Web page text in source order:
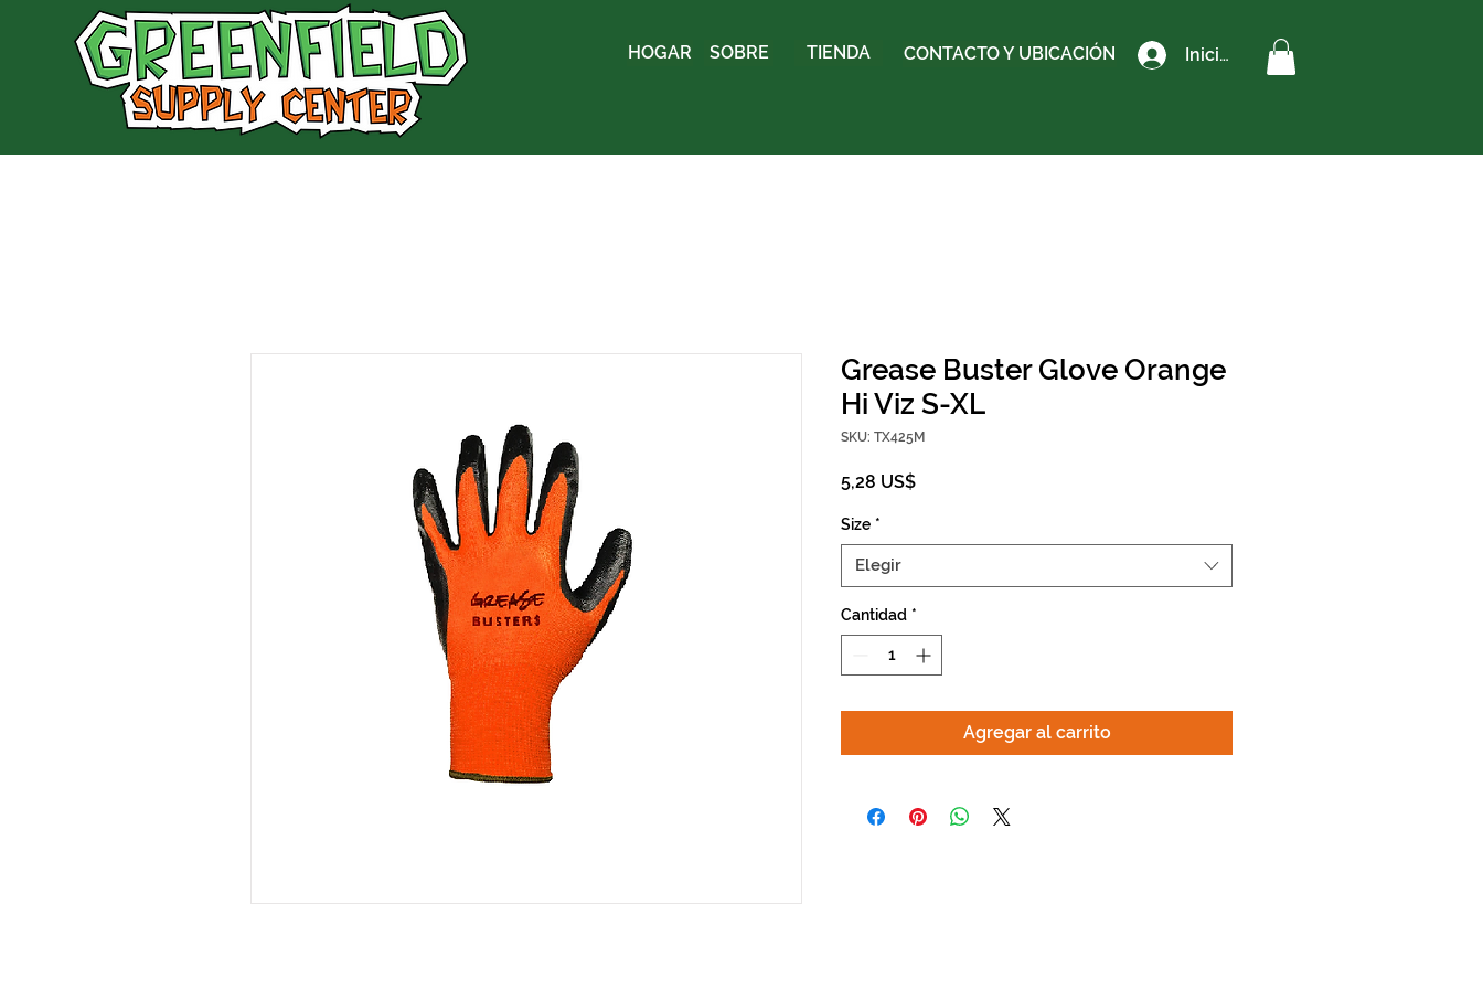
HOGAR SOBRE TIENDA CONTACTO Y UBICACIÓN Iniciar sesión
Grease Buster Glove Orange
Hi Viz S-XL
SKU: TX425M
5,28 US$Precio
Size *
Elegir
Cantidad *
Agregar al carrito